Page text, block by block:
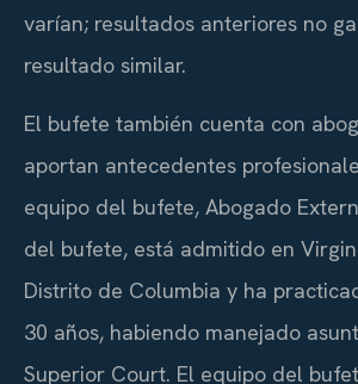
varían; resultados anteriores no
resultado similar.
El bufete también cuenta con
aportan antecedentes
equipo del bufete, Abogado
del bufete, está admitido en
Distrito de Columbia y ha
30 años, habiendo manejado
Superior Court. El equipo del